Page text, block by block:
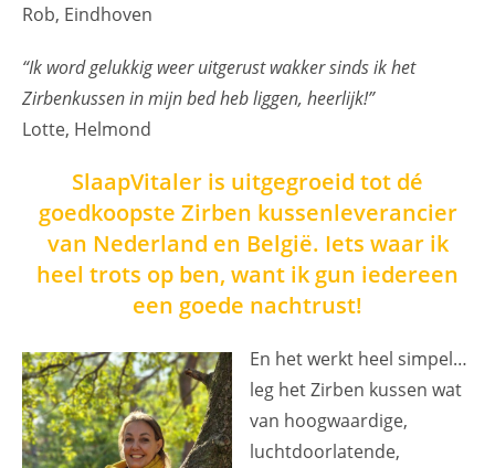
Rob, Eindhoven
“Ik word gelukkig weer uitgerust wakker sinds ik het
Zirbenkussen in mijn bed heb liggen, heerlijk!”
Lotte, Helmond
SlaapVitaler is uitgegroeid tot dé
goedkoopste Zirben kussenleverancier
van Nederland en België. Iets waar ik
heel trots op ben, want ik gun iedereen
een goede nachtrust!
En het werkt heel simpel…
leg het Zirben kussen wat
van hoogwaardige,
luchtdoorlatende,